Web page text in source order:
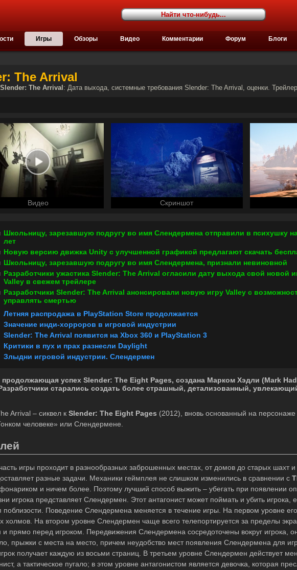
Игры Обзоры Видео Комментарии Форум Блоги
The Arrival
Slender: The Arrival : Дата выхода, системные требования Slender: The Arrival, оценки.
Видео Скриншот
Школьницу, зарезавшую подругу во имя Слендермена отправили в психушку
лет
Новую версию движка Unity с улучшенной графикой предлагают скачать
Школьницу, зарезавшую подругу во имя Слендермена, признали невиновной
Разработчики ужастика Slender: The Arrival огласили дату выхода свой новой
Valley в свежем трейлере
Разработчики Slender: The Arrival анонсировали новую игру Valley с
управлять смертью
Летняя распродажа в PlayStation Store продолжается
Значение инди-хорроров в игровой индустрии
Slender: The Arrival появится на Xbox 360 и PlayStation 3
Критики в пух и прах разнесли Daylight
Злыдни игровой индустрии. Слендермен
продолжающая успех Slender: The Eight Pages, создана Марком Хэдли (Mark
старались создать более страшный, детализованный,
Arrival – сиквел к Slender: The Eight Pages (2012), вновь основанный на
человеке» или Слендермене.
игры проходит в разнообразных заброшенных местах, от домов до старых шахт
разные задачи. Механики геймплея не слишком изменились в сравнении с
и ничем более. Поэтому лучший способ выжить – убегать при появлении
игрока представляет Слендермен. Этот антагонист может поймать и убить игрока,
поблизости. Поведение Слендермена меняется в течение игры. На первом уровне
холмов. На втором уровне Слендермен чаще всего телепортируется за пределы
и прямо перед игроком. Передвижения Слендермена сосредоточены вокруг игрока,
прыжки с места на место, причем неудобство мест появления Слендермена для
получает каждую из восьми страниц. В третьем уровне Слендермен действует
а тактическое пугало; в этом уровне антагонистом является девочка, которая